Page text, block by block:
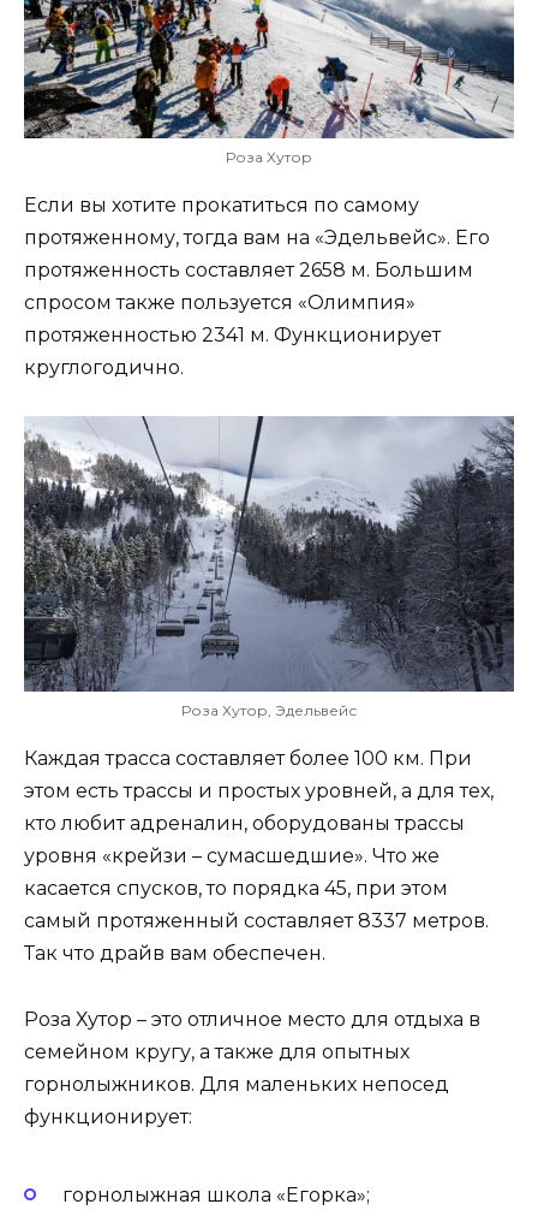
Роза Хутор
Если вы хотите прокатиться по самому
протяженному, тогда вам на «Эдельвейс». Его
протяженность составляет 2658 м. Большим
спросом также пользуется «Олимпия»
протяженностью 2341 м. Функционирует
круглогодично.
Роза Хутор, Эдельвейс
Каждая трасса составляет более 100 км. При
этом есть трассы и простых уровней, а для тех,
кто любит адреналин, оборудованы трассы
уровня «крейзи – сумасшедшие». Что же
касается спусков, то порядка 45, при этом
самый протяженный составляет 8337 метров.
Так что драйв вам обеспечен.
Роза Хутор – это отличное место для отдыха в
семейном кругу, а также для опытных
горнолыжников. Для маленьких непосед
функционирует:
горнолыжная школа «Егорка»;